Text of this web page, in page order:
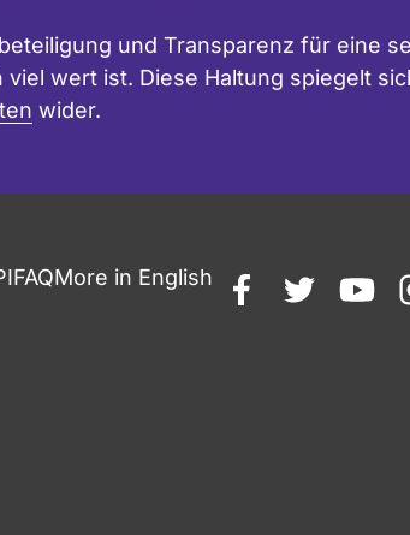
und Transparenz für eine
wert ist. Diese Haltung spiegelt
wider.
FAQMore in English
facebooktwitter